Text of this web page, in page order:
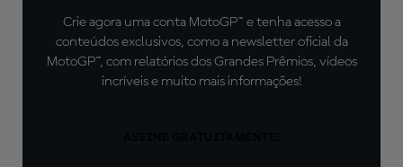
Crie agora uma conta MotoGP™ e tenha acesso a
conteúdos exclusivos, como a newsletter oficial da
MotoGP™, com relatórios dos Grandes Prêmios, vídeos
incríveis e muito mais informações!